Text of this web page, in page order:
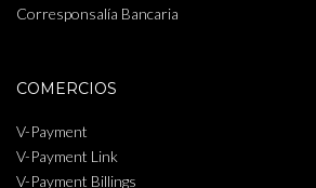
Corresponsalía Bancaria
COMERCIOS
V-Payment
V-Payment Link
V-Payment Billings